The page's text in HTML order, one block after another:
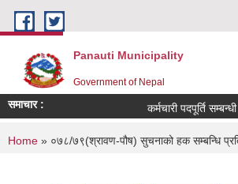
Skip to main content
Panauti Municipality
Government of Nepal
समाचार : कर्मचारी पदपूर्ति
You are here
Home » ०७८/७९(श्रावण-पौष) सुचनाको हक सम्बन्धि